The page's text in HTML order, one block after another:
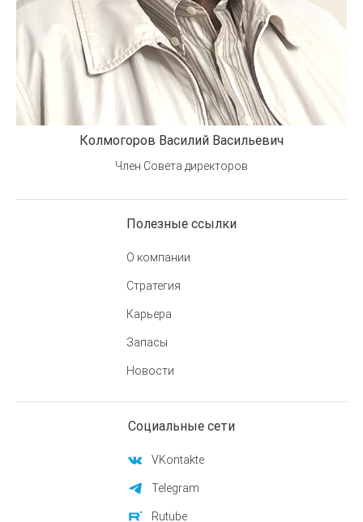
Колмогоров Василий Васильевич
Член Совета директоров
Полезные ссылки
О компании
Стратегия
Карьера
Запасы
Новости
Социальные сети
VKontakte
Telegram
Rutube